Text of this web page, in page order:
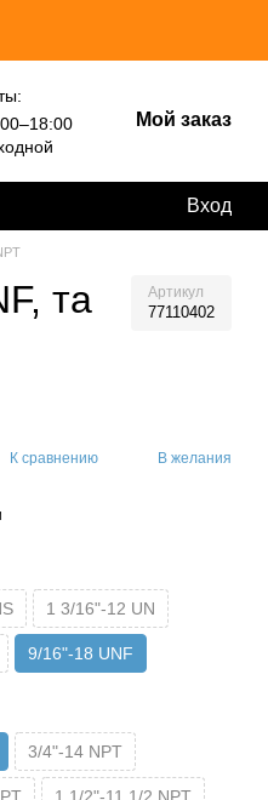
Мой заказ
Вход
та
Артикул
77110402
К сравнению В желания
1 3/16"-12 UN
9/16"-18 UNF
3/4"-14 NPT